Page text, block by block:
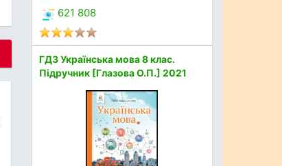
621 808
ГДЗ Українська мова 8 клас.
Підручник [Глазова О.П.] 2021